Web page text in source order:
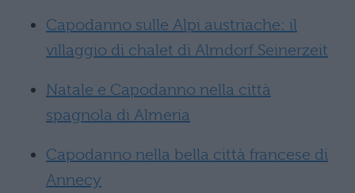
Capodanno sulle Alpi austriache: il
villaggio di chalet di Almdorf Seinerzeit
Natale e Capodanno nella città
spagnola di Almeria
Capodanno nella bella città francese di
Annecy